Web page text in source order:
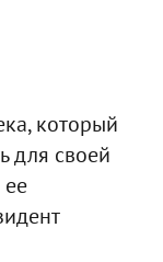
который
для своей